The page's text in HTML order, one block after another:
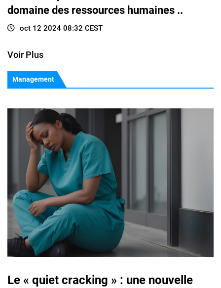
domaine des ressources humaines ..
oct 12 2024 08:32 CEST
Voir Plus
Management
Le « quiet cracking » : une nouvelle